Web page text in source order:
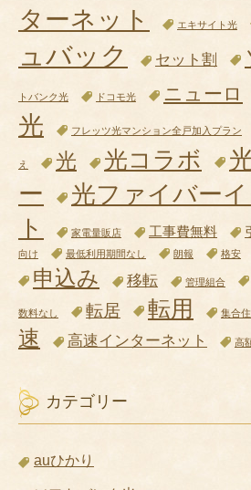
ターネット
エキサイト光
ュバック
セット割
トバンク光 ドコモ光 ニューロ
光
フレッツ光マンション全戸加入プラン
え 光 光コラボ
ー
光ファイバー
ト
家電量販店 工事費無料
向け
最低利用期間なし 朗報 格安
申込み 移転 管理組合
数料なし 転居 転用 集合
速
高速インターネット 高
カテゴリー
auひかり